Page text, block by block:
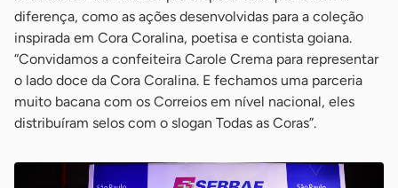
diferença, como as ações desenvolvidas para a coleção
inspirada em Cora Coralina, poetisa e contista goiana.
“Convidamos a confeiteira Carole Crema para representar
o lado doce da Cora Coralina. E fechamos uma parceria
muito bacana com os Correios em nível nacional, eles
distribuíram selos com o slogan Todas as Coras”.